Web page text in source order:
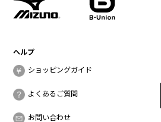
ヘルプ
ショッピングガイド
よくあるご質問
お問い合わせ